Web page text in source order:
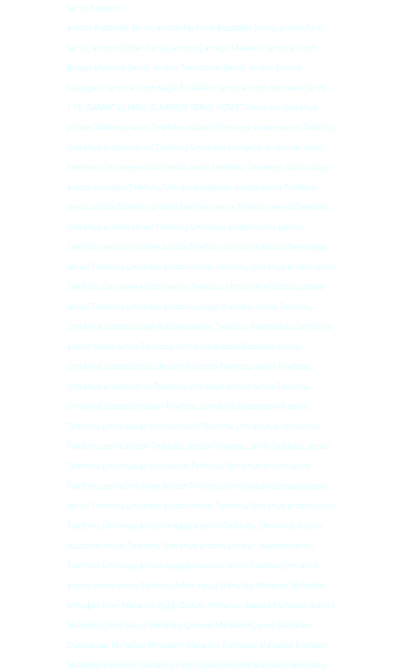
Servis Kapsamı
ariston Buzdolabı Servis, ariston No-Frost Buzdolabı Servis, ariston Fırın
Servis, ariston Şofben Servis, ariston Çamaşır Makinesi Servis, ariston
Bulaşık Makinesi Servis, ariston Termosifon Servis, ariston Elektrik
Süpürgesi Servis, ariston Küçük Ev Aletleri Servis, ariston Aspiratör Servis
1 YIL GARANTİLİ, HIZLI, GÜVENİLİR SERVİS HİZMETİÜmraniye Ümraniye
ariston Telefonu, servis Telefonu, atakent Ümraniye ariston servis Telefonu,
Ümraniye ariston servisi Telefonu, Ümraniye esenşehir ariston servisleri
Telefonu, Ümraniye ariston teknik servis Telefonu, Ümraniye ıhlamurkuyu
ariston servisleri Telefonu, Ümraniye tepeüstü ariston servis Telefonu,
servis ariston Telefonu, ariston Telefonu, servis Telefonu, servisi Telefonu,
Ümraniye ariston servisi Telefonu, Ümraniye ariston servis çakmak
Telefonu, servis Ümraniye ariston Telefonu, Ümraniye ariston beyaz eşya
servisi Telefonu, Ümraniye ariston servisi Telefonu, Ümraniye ariston servisi
Telefonu, Ümraniye ariston servisi Telefonu, Ümraniye ariston buzdolabı
servisi Telefonu, Ümraniye ariston çamaşır makinesi servisi Telefonu,
Ümraniye ariston bulaşık makinesi servisi Telefonu, ıhlamurkuyu Ümraniye
ariston teknik servisi Telefonu, Ümraniye ariston Buzdolabı Servisi,
Ümraniye ariston servisi Ümraniye ariston Telefonu, servis Telefonu,
Ümraniye ariston servis Telefonu, Ümraniye ariston servisi Telefonu,
Ümraniye ariston servisleri Telefonu, Ümraniye ariston teknik servis
Telefonu, Ümraniye ariston servisleri Telefonu, Ümraniye aristonservis
Telefonu, servis ariston Telefonu, ariston Telefonu, servis Telefonu, servisi
Telefonu, Ümraniye ariston servisi Telefonu, Ümraniye ariston servis
Telefonu, servis Ümraniye ariston Telefonu, Ümraniye ariston beyaz eşya
servisi Telefonu, Ümraniye ariston servisi Telefonu, Ümraniye ariston servisi
Telefonu, Ümraniye ariston ankastre servisi Telefonu, Ümraniye ariston
buzdolabı servisi Telefonu, Ümraniye ariston çamaşır makinesi servisi
Telefonu, Ümraniye ariston bulaşık makinesi servisi Telefonu,Ümraniye
ariston teknik servisi Telefonu Adem Yavuz Mahallesi Altınşehir Mahallesi
Armağan Evler Mahallesi Aşağı Dudullu Mahallesi Atakent Mahallesi Atatürk
Mahallesi Cemil Meriç Mahallesi Çakmak Mahallesi Çamlık Mahallesi
Dumlupınar Mahallesi Elmalıkent Mahallesi Esenevler Mahallesi Esenkent
Mahallesi Esenşehir Mahallesi Fatih Sultan Mehmet Mahallesi Hekimbaşı